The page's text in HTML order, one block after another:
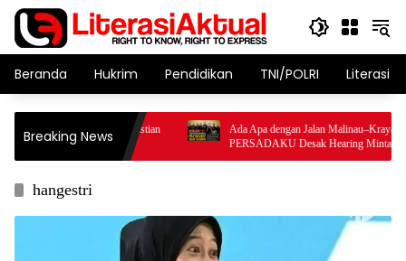
Langsung
konten
Beranda Hukrim Pendidikan TNI/POLRI Literasi
Breaking News
LHKPN Dirut IPB, Bastian
Pansus
Ada Apa dengan Jalan Malinau–Krayan?
PERSADAKU Desak Hearing Minta BPJN
Buka Transparansi Anggaran
hangestri